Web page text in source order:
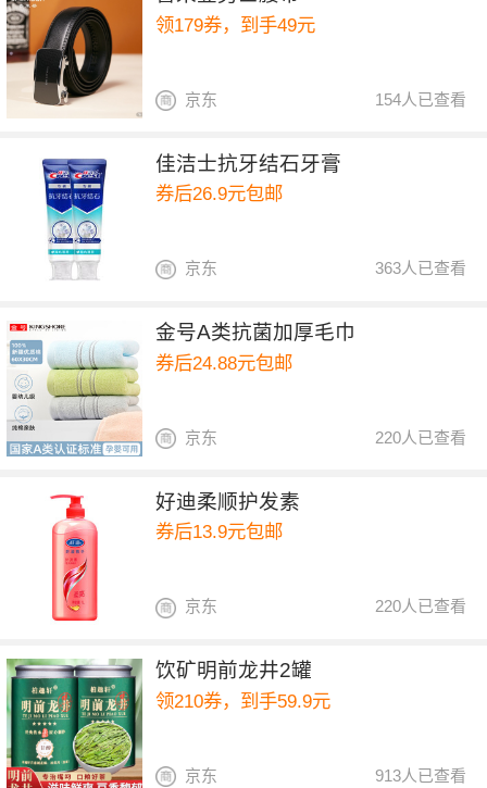
领179券，到手49元
154人已查看
京东
佳洁士抗牙结石牙膏
券后26.9元包邮
363人已查看
京东
金号A类抗菌加厚毛巾
券后24.88元包邮
220人已查看
京东
好迪柔顺护发素
券后13.9元包邮
220人已查看
京东
饮矿明前龙井2罐
领210券，到手59.9元
913人已查看
京东